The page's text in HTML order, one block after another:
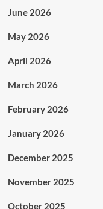
June 2026
May 2026
April 2026
March 2026
February 2026
January 2026
December 2025
November 2025
October 2025